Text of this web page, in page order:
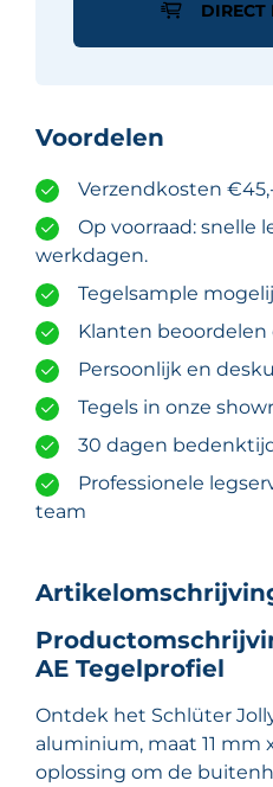
aluminium
x
cm
aantal
DIRECT
AE Tegelprofiel
Ontdek het Schlüter
aluminium, maat 11 mm
oplossing om de
Voordelen
Verzendkosten
Op voorraad: snelle
werkdagen.
Tegelsample
Klanten beoordelen
Persoonlijk en
Tegels in onze
30 dagen
Professionele
team